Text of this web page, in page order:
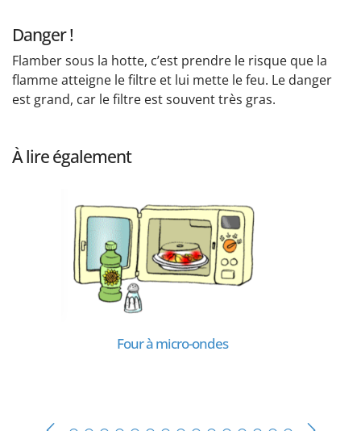
Danger !
Flamber sous la hotte, c’est prendre le risque que la
flamme atteigne le filtre et lui mette le feu. Le danger
est grand, car le filtre est souvent très gras.
À lire également
Four à micro-ondes